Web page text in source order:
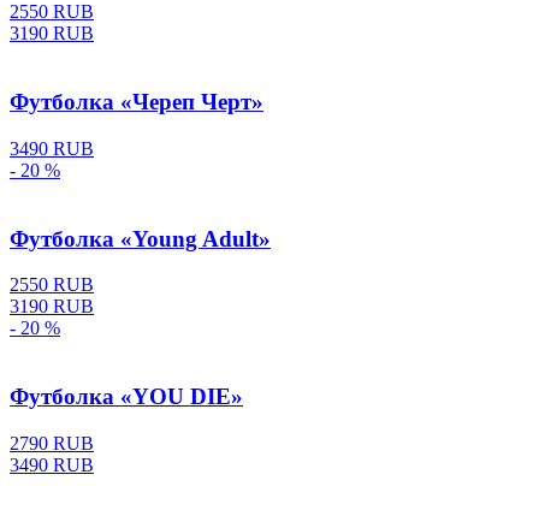
2550 RUB
3190 RUB
Футболка «Череп Черт»
3490 RUB
- 20 %
Футболка «Young Adult»
2550 RUB
3190 RUB
- 20 %
Футболка «YOU DIE»
2790 RUB
3490 RUB